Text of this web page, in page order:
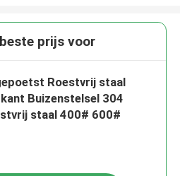
prijs voor
Roestvrij staal
Buizenstelsel 304
staal 400# 600#